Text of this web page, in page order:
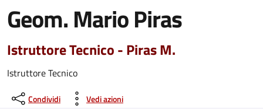
Geom. Mario Piras
Istruttore Tecnico - Piras M.
Istruttore Tecnico
Condividi Vedi azioni